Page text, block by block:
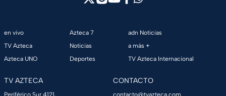
en vivo
TV Azteca
Azteca UNO
Azteca 7
Noticias
Deportes
adn Noticias
a más +
TV Azteca Internacional
TV AZTECA CONTACTO